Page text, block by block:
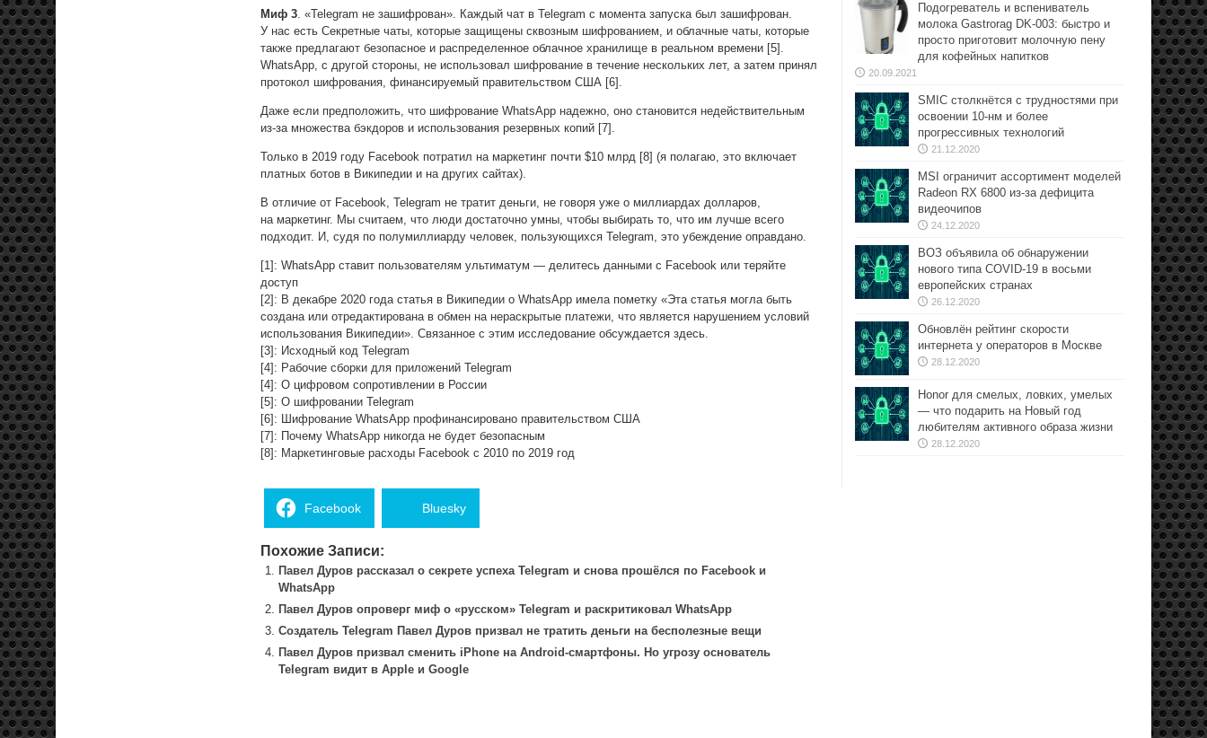
Миф 3. «Telegram не зашифрован». Каждый чат в Telegram с момента запуска был зашифрован.
У нас есть Секретные чаты, которые защищены сквозным шифрованием, и облачные чаты, которые
также предлагают безопасное и распределенное облачное хранилище в реальном времени [5].
WhatsApp, с другой стороны, не использовал шифрование в течение нескольких лет, а затем принял
протокол шифрования, финансируемый правительством США [6].
Даже если предположить, что шифрование WhatsApp надежно, оно становится недействительным
из-за множества бэкдоров и использования резервных копий [7].
Только в 2019 году Facebook потратил на маркетинг почти $10 млрд [8] (я полагаю, это включает
платных ботов в Википедии и на других сайтах).
В отличие от Facebook, Telegram не тратит деньги, не говоря уже о миллиардах долларов,
на маркетинг. Мы считаем, что люди достаточно умны, чтобы выбирать то, что им лучше всего
подходит. И, судя по полумиллиарду человек, пользующихся Telegram, это убеждение оправдано.
[1]: WhatsApp ставит пользователям ультиматум — делитесь данными с Facebook или теряйте
доступ
[2]: В декабре 2020 года статья в Википедии о WhatsApp имела пометку «Эта статья могла быть
создана или отредактирована в обмен на нераскрытые платежи, что является нарушением условий
использования Википедии». Связанное с этим исследование обсуждается здесь.
[3]: Исходный код Telegram
[4]: Рабочие сборки для приложений Telegram
[4]: О цифровом сопротивлении в России
[5]: О шифровании Telegram
[6]: Шифрование WhatsApp профинансировано правительством США
[7]: Почему WhatsApp никогда не будет безопасным
[8]: Маркетинговые расходы Facebook с 2010 по 2019 год
Facebook Bluesky
Похожие Записи:
Павел Дуров рассказал о секрете успеха Telegram и снова прошёлся по Facebook и
WhatsApp
Павел Дуров опроверг миф о «русском» Telegram и раскритиковал WhatsApp
Создатель Telegram Павел Дуров призвал не тратить деньги на бесполезные вещи
Павел Дуров призвал сменить iPhone на Android-смартфоны. Но угрозу основатель
Telegram видит в Apple и Google
Подогреватель и вспениватель
молока Gastrorag DK-003: быстро и
просто приготовит молочную пену
для кофейных напитков
20.09.2021
SMIC столкнётся с трудностями при
освоении 10-нм и более
прогрессивных технологий
21.12.2020
MSI ограничит ассортимент моделей
Radeon RX 6800 из-за дефицита
видеочипов
24.12.2020
ВОЗ объявила об обнаружении
нового типа COVID-19 в восьми
европейских странах
26.12.2020
Обновлён рейтинг скорости
интернета у операторов в Москве
28.12.2020
Honor для смелых, ловких, умелых
— что подарить на Новый год
любителям активного образа жизни
28.12.2020